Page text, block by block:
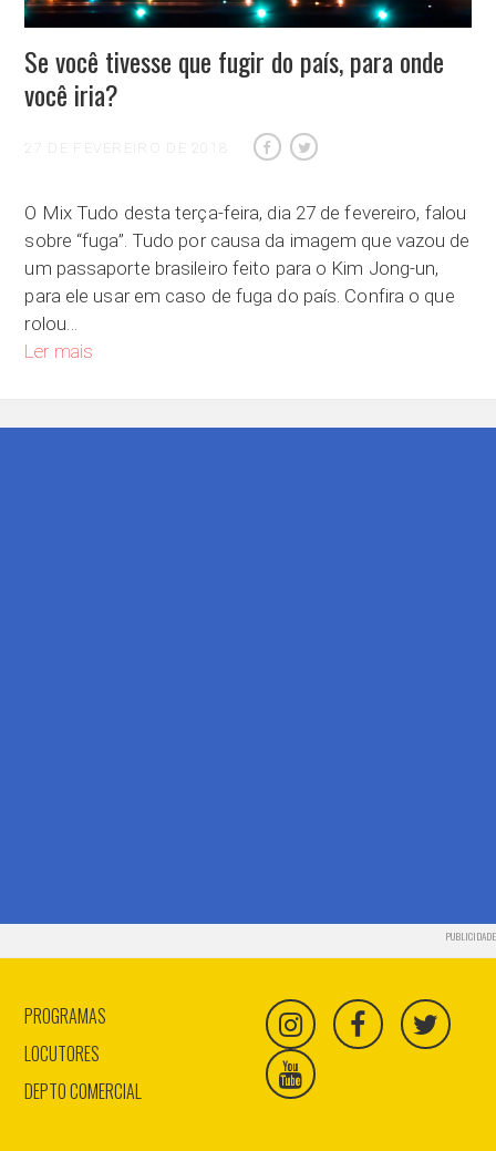
Se você tivesse que fugir do país, para onde
você iria?
27 DE FEVEREIRO DE 2018
O Mix Tudo desta terça-feira, dia 27 de fevereiro, falou
sobre “fuga”. Tudo por causa da imagem que vazou de
um passaporte brasileiro feito para o Kim Jong-un,
para ele usar em caso de fuga do país. Confira o que
rolou…
Ler mais
PUBLICIDADE
PROGRAMAS
LOCUTORES
DEPTO COMERCIAL